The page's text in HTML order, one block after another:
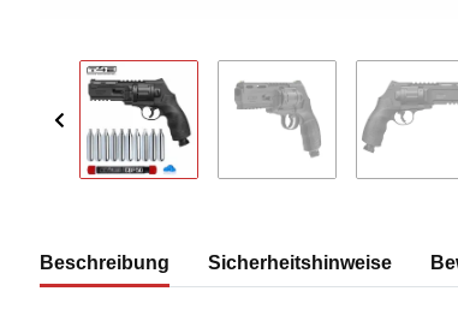
Beschreibung Sicherheitshinweise